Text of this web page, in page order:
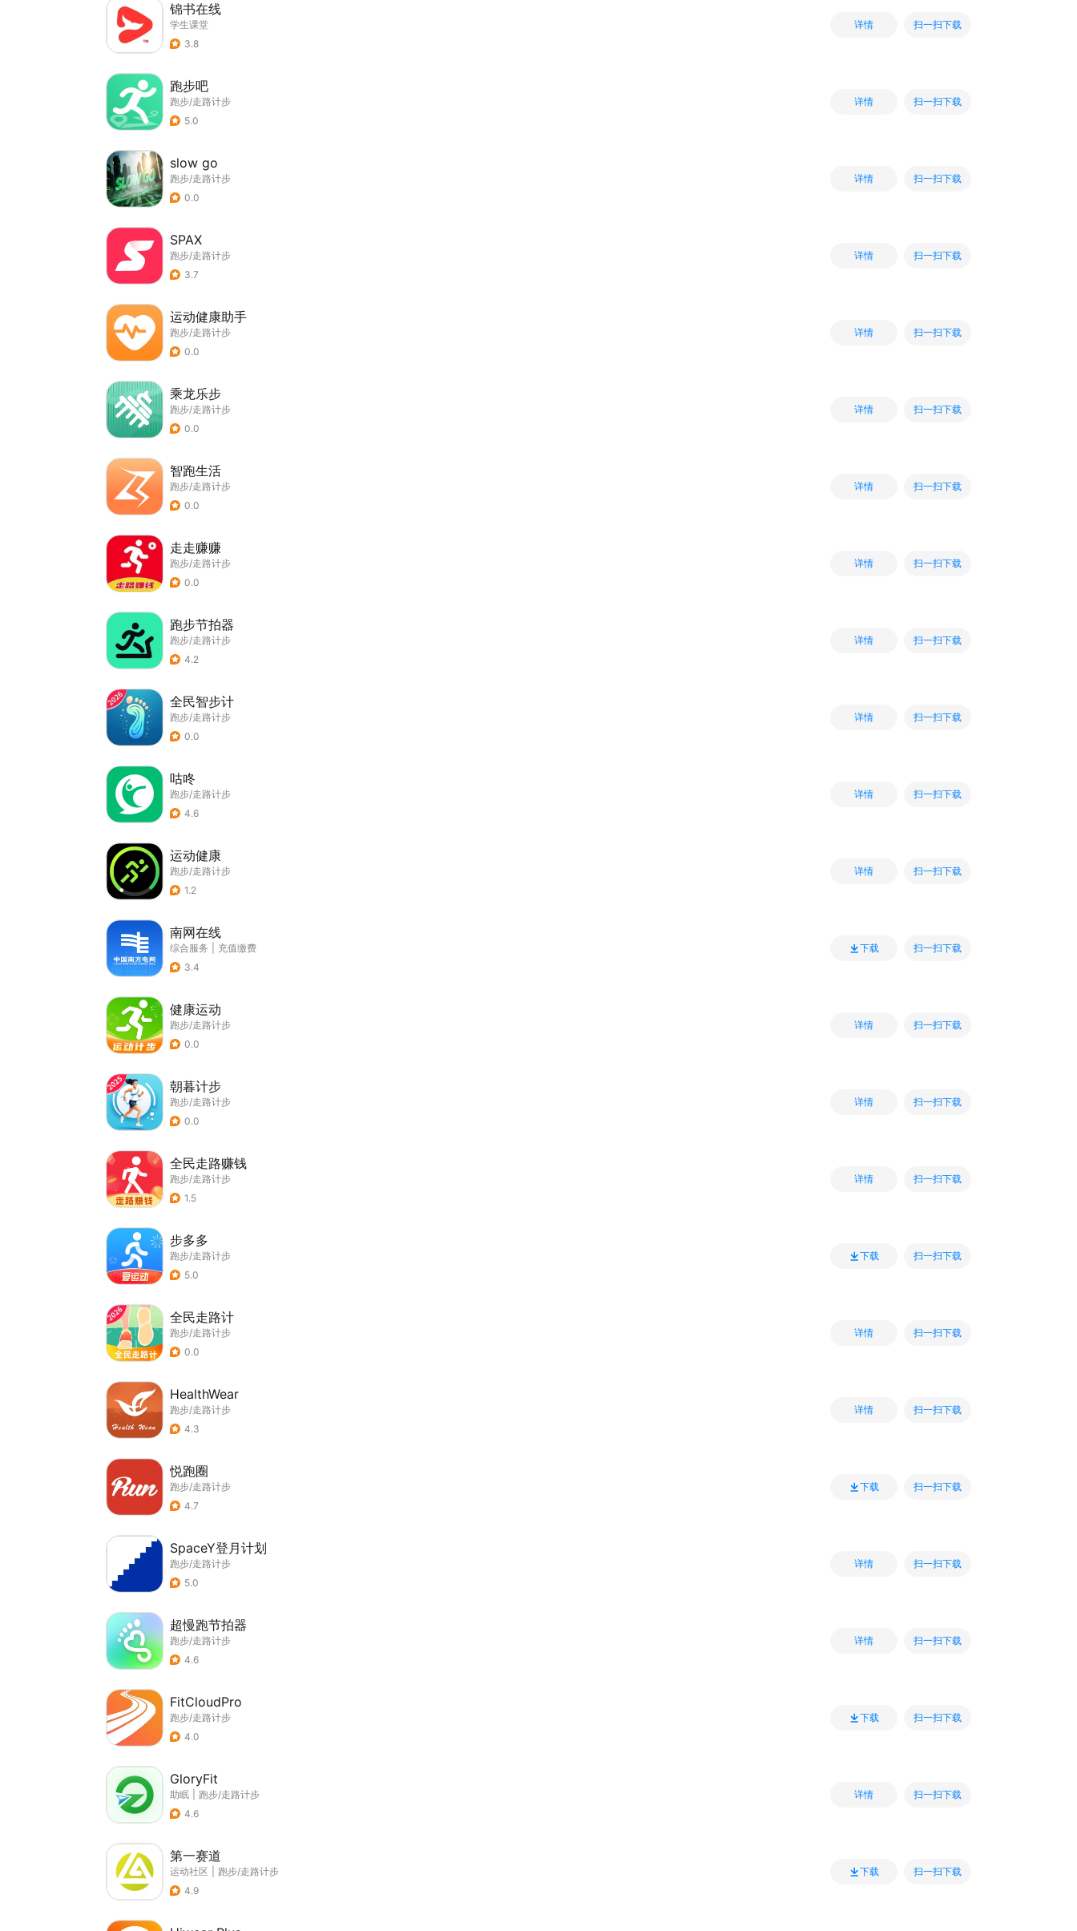
锦书在线
学生课堂
3.8
详情 扫一扫下载
跑步吧
跑步/走路计步
5.0
详情 扫一扫下载
slow go
跑步/走路计步
0.0
详情 扫一扫下载
SPAX
跑步/走路计步
3.7
详情 扫一扫下载
运动健康助手
跑步/走路计步
0.0
详情 扫一扫下载
乘龙乐步
跑步/走路计步
0.0
详情 扫一扫下载
智跑生活
跑步/走路计步
0.0
详情 扫一扫下载
走走赚赚
跑步/走路计步
0.0
详情 扫一扫下载
跑步节拍器
跑步/走路计步
4.2
详情 扫一扫下载
全民智步计
跑步/走路计步
0.0
详情 扫一扫下载
咕咚
跑步/走路计步
4.6
详情 扫一扫下载
运动健康
跑步/走路计步
1.2
详情 扫一扫下载
南网在线
综合服务
充值缴费
3.4
下载 扫一扫下载
健康运动
跑步/走路计步
0.0
详情 扫一扫下载
朝暮计步
跑步/走路计步
0.0
详情 扫一扫下载
全民走路赚钱
跑步/走路计步
1.5
详情 扫一扫下载
步多多
跑步/走路计步
5.0
下载 扫一扫下载
全民走路计
跑步/走路计步
0.0
详情 扫一扫下载
HealthWear
跑步/走路计步
4.3
详情 扫一扫下载
悦跑圈
跑步/走路计步
4.7
下载 扫一扫下载
SpaceY登月计划
跑步/走路计步
5.0
详情 扫一扫下载
超慢跑节拍器
跑步/走路计步
4.6
详情 扫一扫下载
FitCloudPro
跑步/走路计步
4.0
下载 扫一扫下载
GloryFit
助眠
跑步/走路计步
4.6
详情 扫一扫下载
第一赛道
运动社区
跑步/走路计步
4.9
下载 扫一扫下载